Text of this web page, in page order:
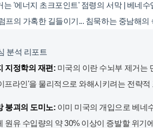
는 '에너지 초크포인트' 점령의 서막 | 베네
프의 가혹한 길들이기... 침묵하는 중남해의
분석 리포트
지정학의 재편: 미국의 이란 수뇌부 제거는
프라인'을 물리적으로 와해시키려는 전략적
붕괴의 도미노: 이미 미국의 개입으로 베네
원유 수입량의 약 30% 이상이 증발할 위기